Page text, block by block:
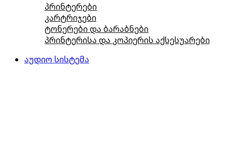
პრინტერები
კარტრიჯები
ტონერები და ბარაბნები
პრინტერისა და კოპიერის აქსესუარები
აუდიო სისტემა